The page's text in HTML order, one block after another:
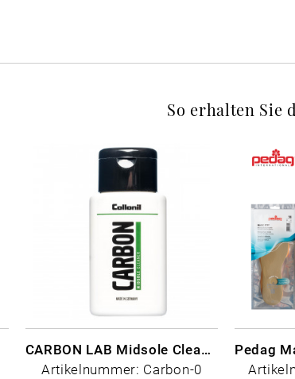
So erhalten Sie
CARBON LAB Midsole Cleaner
Artikelnummer: Carbon-0